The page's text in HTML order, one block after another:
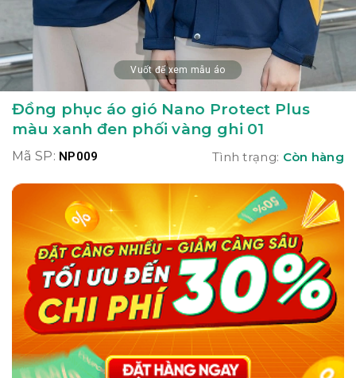
Vuốt để xem mẫu áo
Đồng phục áo gió Nano Protect Plus
màu xanh đen phối vàng ghi 01
Mã SP: NP009 Tình trạng: Còn hàng